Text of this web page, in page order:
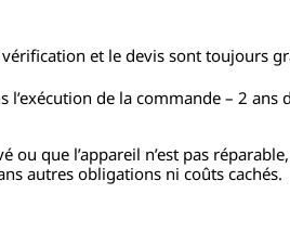
et le devis sont toujours
de la commande – 2 ans
ou que l’appareil n’est pas
autres obligations ni coûts cachés.